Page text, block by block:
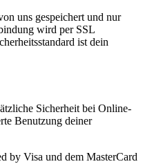
uns gespeichert und nur
wird per SSL
ist dein
Sicherheit bei Online-
Benutzung deiner
by Visa und dem MasterCard